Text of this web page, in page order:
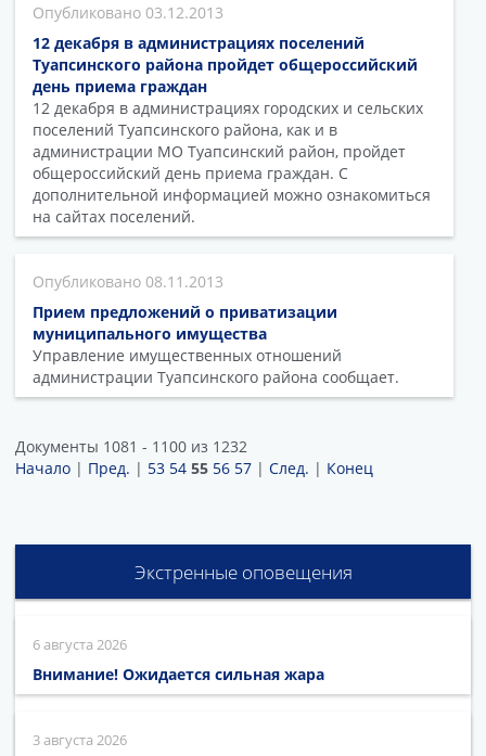
03.12.2013
12 декабря в администрациях поселений
Туапсинского района пройдет общероссийский
день приема граждан
12 декабря в администрациях городских и сельских
поселений Туапсинского района, как и в
администрации МО Туапсинский район, пройдет
общероссийский день приема граждан. С
дополнительной информацией можно ознакомиться
на сайтах поселений.
08.11.2013
Прием предложений о приватизации
муниципального имущества
Управление имущественных отношений
администрации Туапсинского района сообщает.
Документы 1081 - 1100 из 1232
Начало | Пред. | 53 54 55 56 57 | След. | Конец
Экстренные оповещения
6 августа 2026
Внимание! Ожидается сильная жара
3 августа 2026